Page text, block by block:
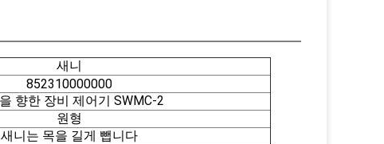
새니
852310000000
향한 장비 제어기 SWMC-2
원형
새니는 목을 길게 뺍니다